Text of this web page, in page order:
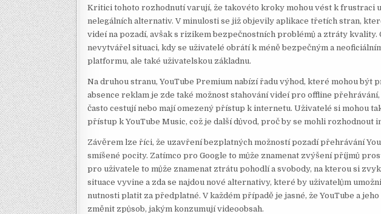
Kritici tohoto rozhodnutí varují, že takovéto kroky mohou vést k frustraci
nelegálních alternativ. V minulosti se již objevily aplikace třetích stran,
videí na pozadí, avšak s rizikem bezpečnostních problémů a ztráty kvality.
nevytvářel situaci, kdy se uživatelé obrátí k méně bezpečným a
platformu, ale také uživatelskou základnu.
Na druhou stranu, YouTube Premium nabízí řadu výhod, které mohou být
absence reklam je zde také možnost stahování videí pro offline
často cestují nebo mají omezený přístup k internetu. Uživatelé si mohou
přístup k YouTube Music, což je další důvod, proč by se mohli rozhodnout
Závěrem lze říci, že uzavření bezplatných možností pozadí přehrávání
smíšené pocity. Zatímco pro Google to může znamenat zvýšení příjmů
pro uživatele to může znamenat ztrátu pohodlí a svobody, na kterou si
situace vyvine a zda se najdou nové alternativy, které by uživatelům
nutnosti platit za předplatné. V každém případě je jasné, že YouTube a
změnit způsob, jakým konzumují videoobsah.